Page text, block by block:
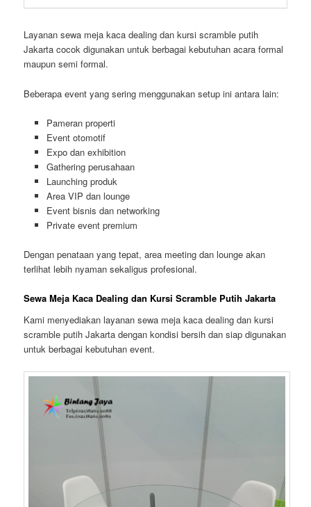
Layanan sewa meja kaca dealing dan kursi scramble putih
Jakarta cocok digunakan untuk berbagai kebutuhan acara formal
maupun semi formal.
Beberapa event yang sering menggunakan setup ini antara lain:
Pameran properti
Event otomotif
Expo dan exhibition
Gathering perusahaan
Launching produk
Area VIP dan lounge
Event bisnis dan networking
Private event premium
Dengan penataan yang tepat, area meeting dan lounge akan
terlihat lebih nyaman sekaligus profesional.
Sewa Meja Kaca Dealing dan Kursi Scramble Putih Jakarta
Kami menyediakan layanan sewa meja kaca dealing dan kursi
scramble putih Jakarta dengan kondisi bersih dan siap digunakan
untuk berbagai kebutuhan event.